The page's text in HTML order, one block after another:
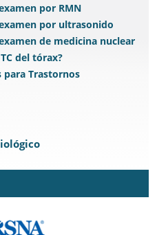
por RMN
por ultrasonido
de medicina nuclear
del tórax?
para Trastornos